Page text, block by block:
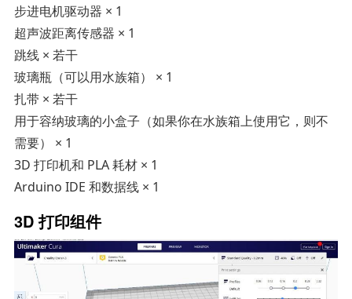
步进电机驱动器 × 1
超声波距离传感器 × 1
跳线 × 若干
玻璃瓶（可以用水族箱） × 1
扎带 × 若干
用于容纳玻璃的小盒子（如果你在水族箱上使用它，则不
需要） × 1
3D 打印机和 PLA 耗材 × 1
Arduino IDE 和数据线 × 1
3D 打印组件